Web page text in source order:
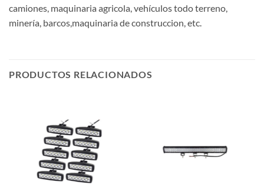
camiones, maquinaria agricola, vehículos todo terreno,
minería, barcos,maquinaria de construccion, etc.
PRODUCTOS RELACIONADOS